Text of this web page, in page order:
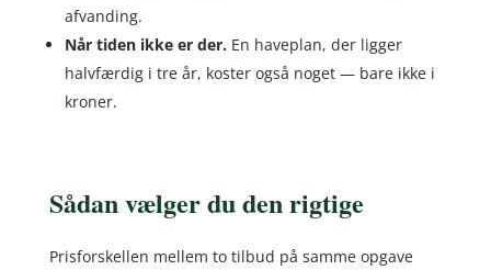
afvanding.
Når tiden ikke er der.En haveplan, der ligger
halvfærdig i tre år, koster også noget — bare ikke i
kroner.
Sådan vælger du den rigtige
Prisforskellen mellem to tilbud på samme opgave